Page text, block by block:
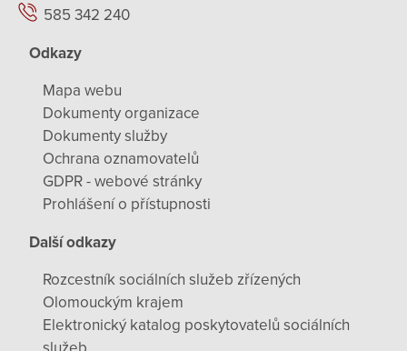
585 342 240
Odkazy
Mapa webu
Dokumenty organizace
Dokumenty služby
Ochrana oznamovatelů
GDPR - webové stránky
Prohlášení o přístupnosti
Další odkazy
Rozcestník sociálních služeb zřízených
Olomouckým krajem
Elektronický katalog poskytovatelů sociálních